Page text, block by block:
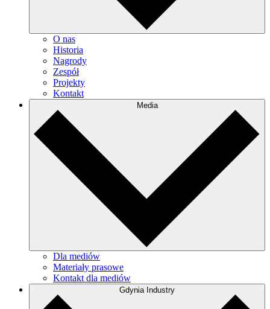
O nas
Historia
Nagrody
Zespół
Projekty
Kontakt
Media
Dla mediów
Materiały prasowe
Kontakt dla mediów
Gdynia Industry